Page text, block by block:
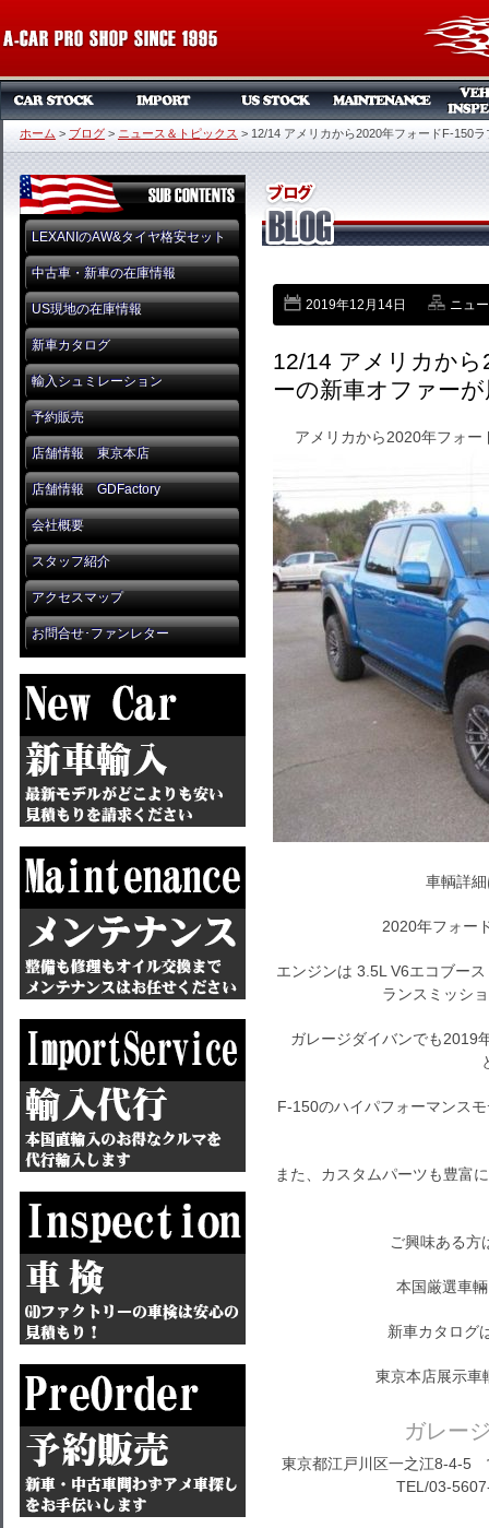
ホーム > ブログ > ニュース＆トピックス > 12/14 アメリカから2020年フォードF-150
LEXANIのAW&タイヤ格安セット
中古車・新車の在庫情報
US現地の在庫情報
新車カタログ
輸入シュミレーション
予約販売
店舗情報 東京本店
店舗情報 GDFactory
会社概要
スタッフ紹介
アクセスマップ
お問合せ･ファンレター
2019年12月14日 ニュ
12/14 アメリカか
ーの新車オファー
アメリカから2020年フォ
車輌詳
2020年フォー
エンジンは 3.5L V6エコブー
ランスミッシ
ガレージダイバンでも2019
F-150のハイパフォーマンス
また、カスタムパーツも豊富
ご興味ある方
本国厳選車
新車カタログ
東京本店展示
ガレー
東京都江戸川区一之江8-4-5
TEL/03-